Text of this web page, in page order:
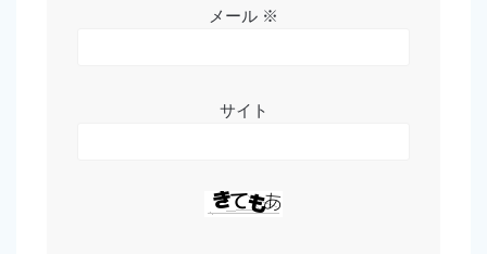
メール ※
サイト